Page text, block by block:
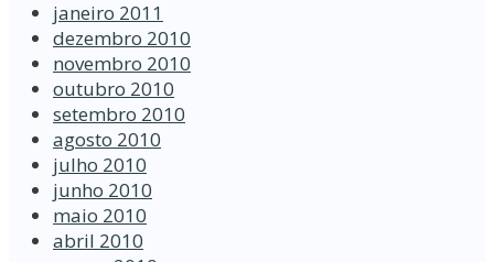
janeiro 2011
dezembro 2010
novembro 2010
outubro 2010
setembro 2010
agosto 2010
julho 2010
junho 2010
maio 2010
abril 2010